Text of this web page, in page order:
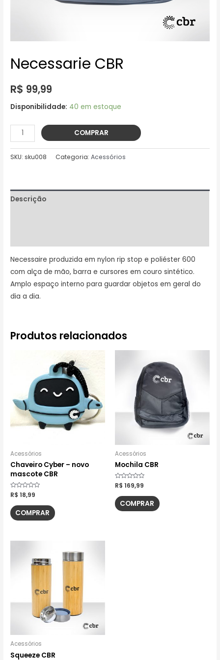
Necessarie CBR
R$ 99,99
Disponibilidade: 40 em estoque
Necessarie
CBR
quantidade
COMPRAR
SKU:sku008 Categoria:Acessórios
Descrição
Necessaire produzida em nylon rip stop e poliéster 600
com alça de mão, barra e cursores em couro sintético.
Amplo espaço interno para guardar objetos em geral do
dia a dia.
Produtos relacionados
Acessórios
Chaveiro Cyber – novo
mascote CBR
Avaliação
0
de
5
R$ 18,99
COMPRAR
Acessórios
Mochila CBR
Avaliação
0
de
5
R$ 169,99
COMPRAR
Acessórios
Squeeze CBR